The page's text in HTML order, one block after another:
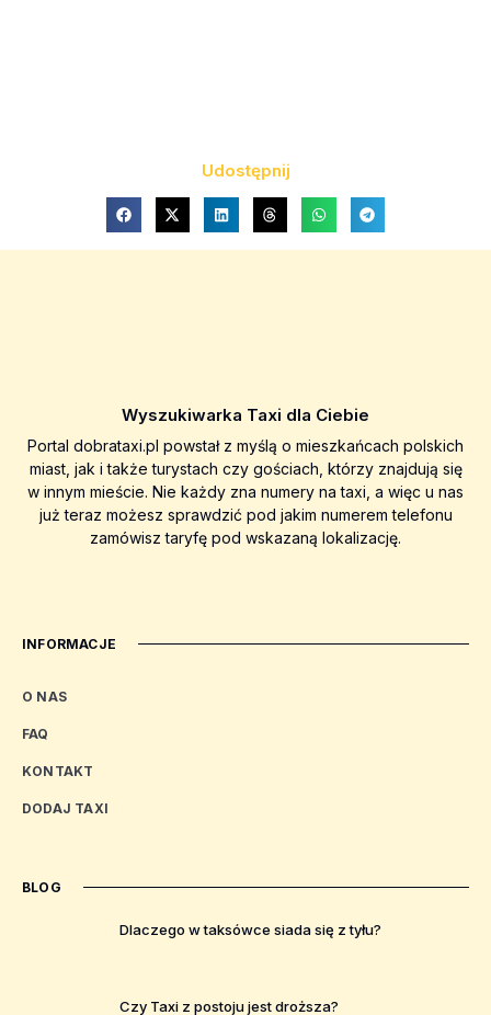
Udostępnij
Wyszukiwarka Taxi dla Ciebie
Portal dobrataxi.pl powstał z myślą o mieszkańcach polskich
miast, jak i także turystach czy gościach, którzy znajdują się
w innym mieście. Nie każdy zna numery na taxi, a więc u nas
już teraz możesz sprawdzić pod jakim numerem telefonu
zamówisz taryfę pod wskazaną lokalizację.
INFORMACJE
O NAS
FAQ
KONTAKT
DODAJ TAXI
BLOG
Dlaczego w taksówce siada się z tyłu?
Czy Taxi z postoju jest droższa?